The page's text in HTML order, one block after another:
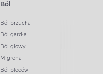
Ból
Ból brzucha
Ból gardła
Ból głowy
Migrena
Ból pleców